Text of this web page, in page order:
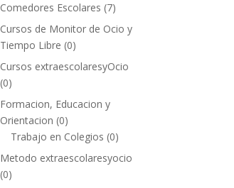
Comedores Escolares (7)
Cursos de Monitor de Ocio y
Tiempo Libre (0)
Cursos extraescolaresyOcio
(0)
Formacion, Educacion y
Orientacion (0)
Trabajo en Colegios (0)
Metodo extraescolaresyocio
(0)